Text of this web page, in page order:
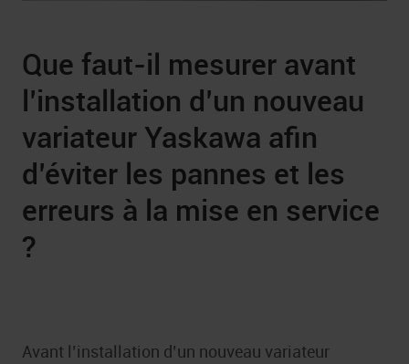
Que faut-il mesurer avant
l’installation d’un nouveau
variateur Yaskawa afin
d’éviter les pannes et les
erreurs à la mise en service
?
Avant l’installation d’un nouveau variateur